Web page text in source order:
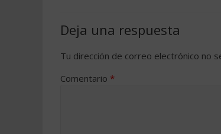
Deja una respuesta
Tu dirección de correo electrónico no
Comentario *